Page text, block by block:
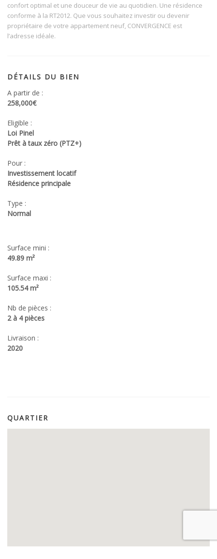
confort optimal et une douceur de vie au quotidien. Une résidence
conforme à la RT2012. Que vous souhaitez investir ou devenir
propriétaire de votre appartement neuf, CONVERGENCE est
l’adresse idéale.
DÉTAILS DU BIEN
A partir de :
258,000€
Eligible :
Loi Pinel
Prêt à taux zéro (PTZ+)
Pour :
Investissement locatif
Résidence principale
Type :
Normal
Surface mini :
49.89 m²
Surface maxi :
105.54 m²
Nb de pièces :
2 à 4 pièces
Livraison :
2020
QUARTIER